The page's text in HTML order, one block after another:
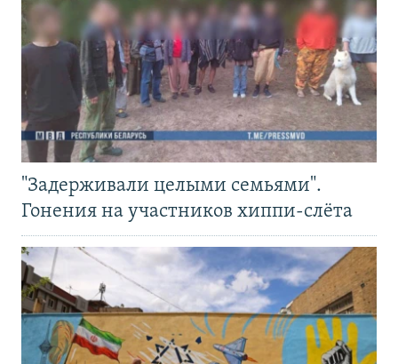
"Задерживали целыми семьями".
Гонения на участников хиппи-слёта